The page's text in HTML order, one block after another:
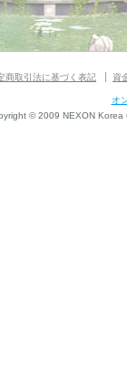
商取引法に基づく表記 資
オ
© 2009 NEXON Korea